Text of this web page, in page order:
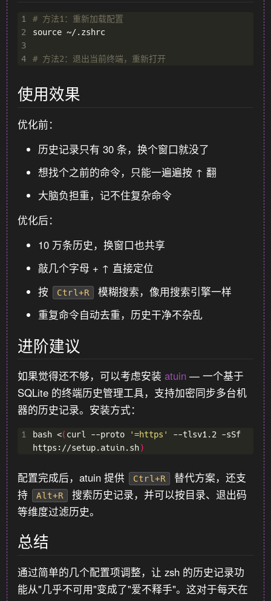
1
# 方法1：重新加载配置
2
3
4
# 方法2：退出当前终端，重新打开
使用效果
优化前：
历史记录只有 30 条，换个窗口就没了
想找个之前的命令，只能一遍遍按 ↑ 翻
大脑负担重，记不住复杂命令
优化后：
10 万条历史，换窗口也共享
敲几个字母 + ↑ 直接定位
按
Ctrl+R
模糊搜索，像用搜索引擎一样
重复命令自动去重，历史干净不杂乱
进阶建议
如果觉得还不够，可以考虑安装atuin — 一个基于
SQLite 的终端历史管理工具，支持加密同步多台机
器的历史记录。安装方式：
1 bash <( curl --proto '=https'
--tlsv1.2 -sSf
https://setup.atuin.sh)
配置完成后，atuin 提供 Ctrl+R
替代方案，还支
持
Alt+R
搜索历史记录，并可以按目录、退出码
等维度过滤历史。
总结
通过简单的几个配置项调整，让 zsh 的历史记录功
能从"几乎不可用"变成了"爱不释手"。这对于每天在